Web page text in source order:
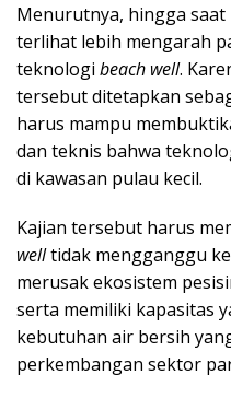
Menurutnya, hingga
terlihat lebih mengarah
teknologi beach well.
tersebut ditetapkan
harus mampu
dan teknis bahwa
di kawasan pulau kecil.
Kajian tersebut harus
welltidak mengganggu
merusak ekosistem
serta memiliki kapasitas
kebutuhan air bersih
perkembangan sektor